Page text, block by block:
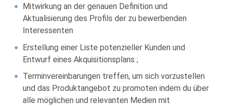
Mitwirkung an der genauen Definition und
Aktualisierung des Profils der zu bewerbenden
Interessenten
Erstellung einer Liste potenzieller Kunden und
Entwurf eines Akquisitionsplans ;
Terminvereinbarungen treffen, um sich vorzustellen
und das Produktangebot zu promoten indem du über
alle möglichen und relevanten Medien mit